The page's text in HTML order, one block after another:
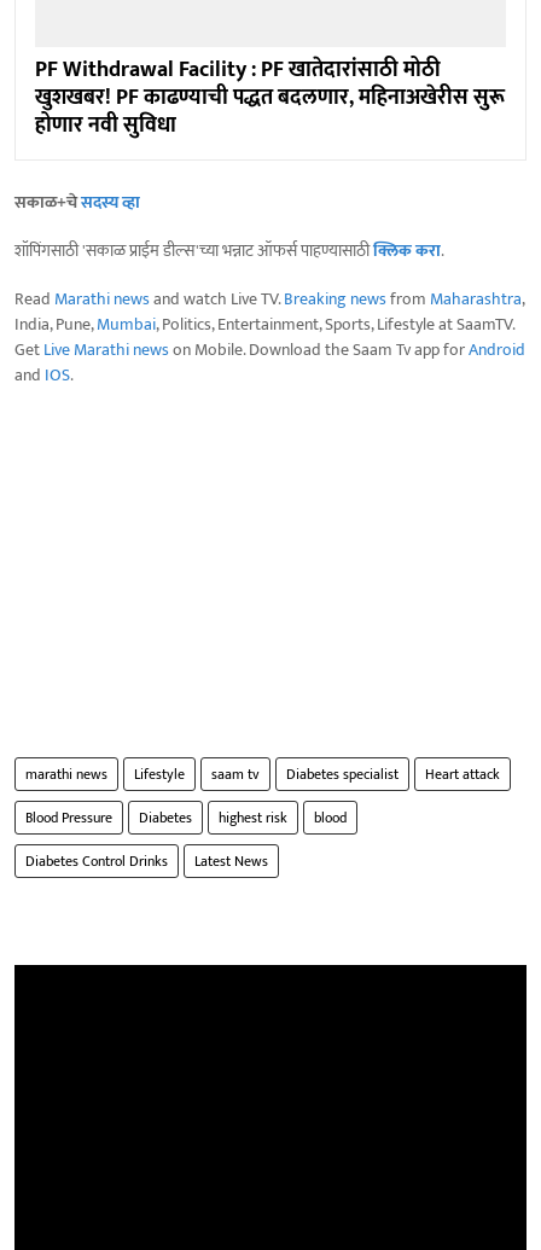
PF Withdrawal Facility : PF खातेदारांसाठी मोठी
खुशखबर! PF काढण्याची पद्धत बदलणार, महिनाअखेरीस सुरू
होणार नवी सुविधा
सकाळ+चेसदस्य व्हा
शॉपिंगसाठी 'सकाळ प्राईम डील्स'च्या भन्नाट ऑफर्स पाहण्यासाठीक्लिक करा.
Read Marathi newsand watch Live TV.Breaking newsfrom Maharashtra,
India, Pune,Mumbai, Politics, Entertainment, Sports, Lifestyle at SaamTV.
GetLive Marathi newson Mobile. Download the Saam Tv app forAndroid
and IOS.
marathi news Lifestyle saam tv Diabetes specialist
Heart attack
Blood Pressure
Diabetes highest risk
blood
Diabetes Control Drinks
Latest News